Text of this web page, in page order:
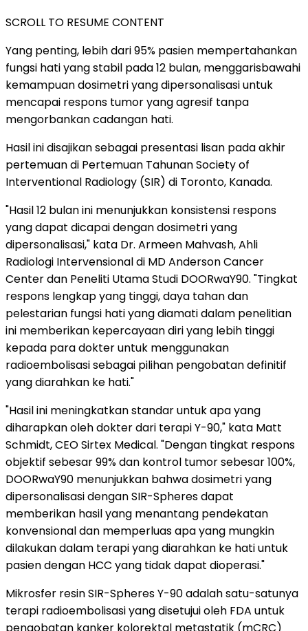
SCROLL TO RESUME CONTENT
Yang penting, lebih dari 95% pasien mempertahankan
fungsi hati yang stabil pada 12 bulan, menggarisbawahi
kemampuan dosimetri yang dipersonalisasi untuk
mencapai respons tumor yang agresif tanpa
mengorbankan cadangan hati.
Hasil ini disajikan sebagai presentasi lisan pada akhir
pertemuan di Pertemuan Tahunan Society of
Interventional Radiology (SIR) di Toronto, Kanada.
"Hasil 12 bulan ini menunjukkan konsistensi respons
yang dapat dicapai dengan dosimetri yang
dipersonalisasi," kata Dr. Armeen Mahvash, Ahli
Radiologi Intervensional di MD Anderson Cancer
Center dan Peneliti Utama Studi DOORwaY90. "Tingkat
respons lengkap yang tinggi, daya tahan dan
pelestarian fungsi hati yang diamati dalam penelitian
ini memberikan kepercayaan diri yang lebih tinggi
kepada para dokter untuk menggunakan
radioembolisasi sebagai pilihan pengobatan definitif
yang diarahkan ke hati."
"Hasil ini meningkatkan standar untuk apa yang
diharapkan oleh dokter dari terapi Y-90," kata Matt
Schmidt, CEO Sirtex Medical. "Dengan tingkat respons
objektif sebesar 99% dan kontrol tumor sebesar 100%,
DOORwaY90 menunjukkan bahwa dosimetri yang
dipersonalisasi dengan SIR-Spheres dapat
memberikan hasil yang menantang pendekatan
konvensional dan memperluas apa yang mungkin
dilakukan dalam terapi yang diarahkan ke hati untuk
pasien dengan HCC yang tidak dapat dioperasi."
Mikrosfer resin SIR-Spheres Y-90 adalah satu-satunya
terapi radioembolisasi yang disetujui oleh FDA untuk
pengobatan kanker kolorektal metastatik (mCRC)